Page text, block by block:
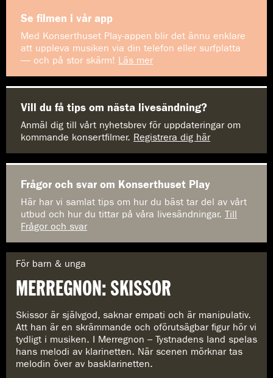
Se filmen i vår app
Med Konserthuset Play-appen blir det ännu enklare
att uppleva musiken via din telefon eller surfplatta
— och på stor skärm! Läs mer
Vill du få tips om nästa livesändning?
Anmäl dig till vårt nyhetsbrev för uppdateringar om
kommande konsertfilmer. Registrera dig här
Frågor och svar om Konserthuset Play
Här har vi samlat tips om hur du bäst tar del av vårt
utbud och hur du tittar på våra livesändningar. Till
Frågor och svar
G
n
r
e
:
För barn & unga
MERREGNON: SKISSOR
Skissor är självgod, saknar empati och är manipulativ.
Att han är en skrämmande och oförutsägbar figur hör vi
tydligt i musiken. I Merregnon – Tystnadens land spelas
hans melodi av klarinetten. När scenen mörknar tas
melodin över av basklarinetten.